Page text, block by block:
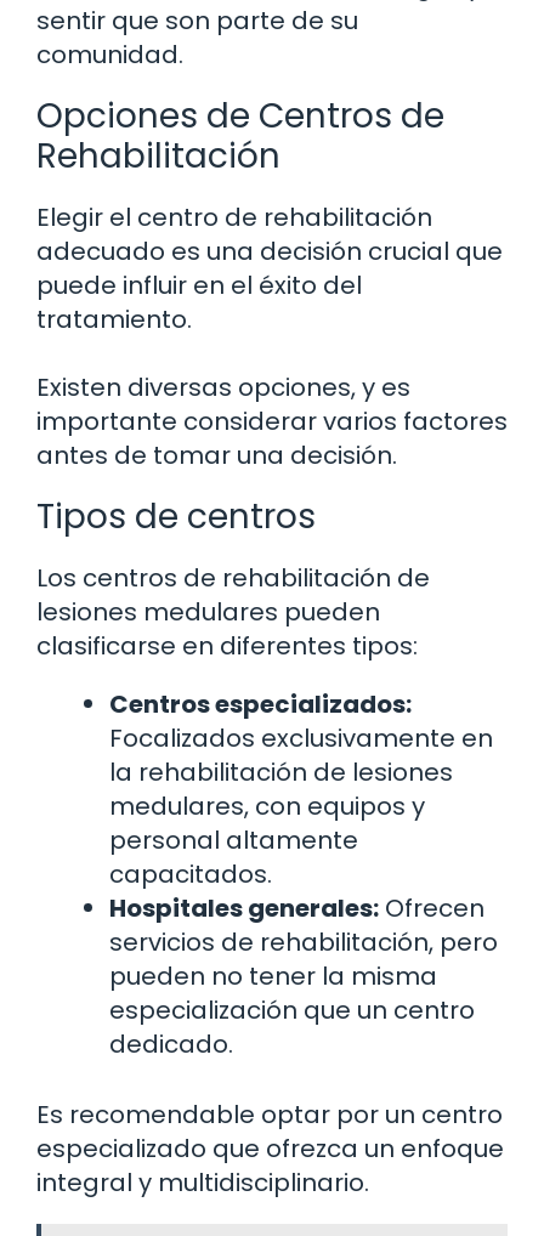
sentir que son parte de su
comunidad.
Opciones de Centros de
Rehabilitación
Elegir el centro de rehabilitación
adecuado es una decisión crucial que
puede influir en el éxito del
tratamiento.
Existen diversas opciones, y es
importante considerar varios factores
antes de tomar una decisión.
Tipos de centros
Los centros de rehabilitación de
lesiones medulares pueden
clasificarse en diferentes tipos:
Centros especializados:
Focalizados exclusivamente en
la rehabilitación de lesiones
medulares, con equipos y
personal altamente
capacitados.
Hospitales generales: Ofrecen
servicios de rehabilitación, pero
pueden no tener la misma
especialización que un centro
dedicado.
Es recomendable optar por un centro
especializado que ofrezca un enfoque
integral y multidisciplinario.